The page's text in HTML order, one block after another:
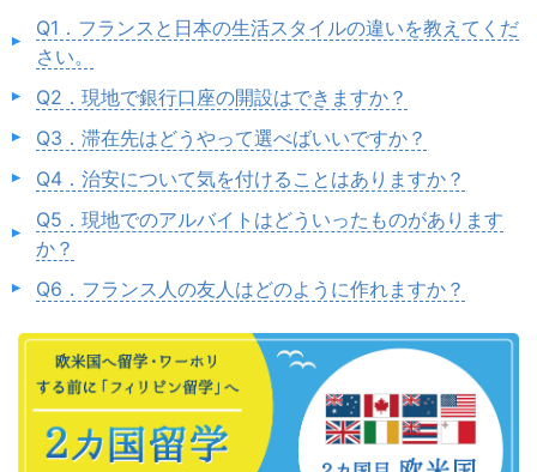
Q1．フランスと日本の生活スタイルの違いを教えてくだ
さい。
Q2．現地で銀行口座の開設はできますか？
Q3．滞在先はどうやって選べばいいですか？
Q4．治安について気を付けることはありますか？
Q5．現地でのアルバイトはどういったものがあります
か？
Q6．フランス人の友人はどのように作れますか？